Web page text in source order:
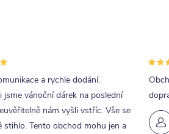
a rychle dodání.
jsme vánoční dárek na poslední
nám vyšli vstříc. Vše se
stihlo. Tento obchod mohu jen a